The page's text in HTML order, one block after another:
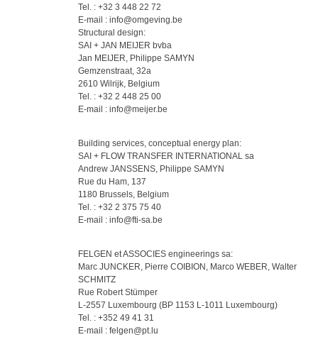
Tel. : +32 3 448 22 72
E-mail : info@omgeving.be
Structural design:
SAI + JAN MEIJER bvba
Jan MEIJER, Philippe SAMYN
Gemzenstraat, 32a
2610 Wilrijk, Belgium
Tel. : +32 2 448 25 00
E-mail : info@meijer.be
Building services, conceptual energy plan:
SAI + FLOW TRANSFER INTERNATIONAL sa
Andrew JANSSENS, Philippe SAMYN
Rue du Ham, 137
1180 Brussels, Belgium
Tel. : +32 2 375 75 40
E-mail : info@fti-sa.be
FELGEN et ASSOCIES engineerings sa:
Marc JUNCKER, Pierre COIBION, Marco WEBER, Walter
SCHMITZ
Rue Robert Stümper
L-2557 Luxembourg (BP 1153 L-1011 Luxembourg)
Tel. : +352 49 41 31
E-mail : felgen@pt.lu